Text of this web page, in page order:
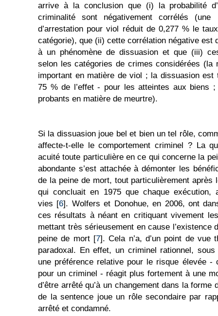
arrive à la conclusion que (i) la probabilité
criminalité sont négativement corrélés
d’arrestation pour viol réduit de 0,277 % le
catégorie), que (ii) cette corrélation négative est
à un phénomène de dissuasion et que (iii)
selon les catégories de crimes considérées (la
important en matière de viol ; la dissuasion
75 % de l’effet - pour les atteintes aux biens
probants en matière de meurtre).
Si la dissuasion joue bel et bien un tel rôle,
affecte-t-elle le comportement criminel ? La
acuité toute particulière en ce qui concerne la
abondante s’est attachée à démonter les
de la peine de mort, tout particulièrement après
qui concluait en 1975 que chaque exécution,
vies [6]. Wolfers et Donohue, en 2006, ont
ces résultats à néant en critiquant vivement
mettant très sérieusement en cause l’existence
peine de mort [7]. Cela n’a, d’un point de vue
paradoxal. En effet, un criminel rationnel, sous
une préférence relative pour le risque élevée -
pour un criminel - réagit plus fortement à une
d’être arrêté qu’à un changement dans la forme
de la sentence joue un rôle secondaire par
arrêté et condamné.